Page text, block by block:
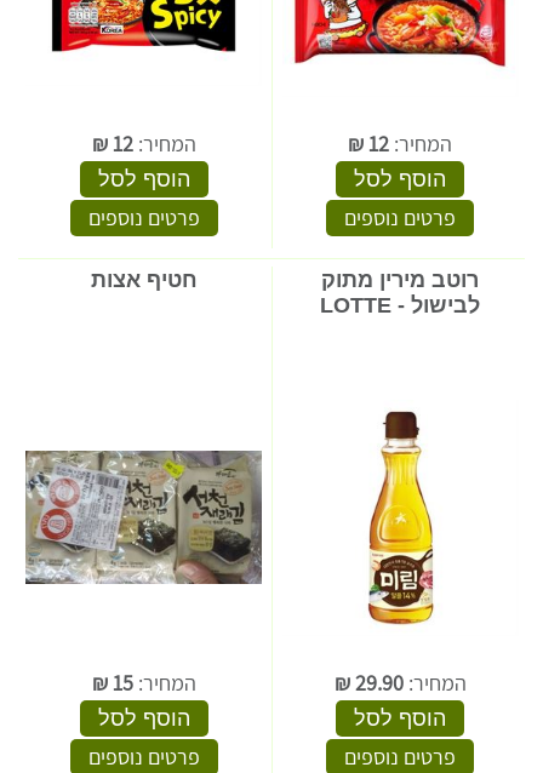
המחיר: 12
₪
הוסף לסל
פרטים נוספים
המחיר:12
₪
הוסף לסל
פרטים נוספים
רוטב מירין מתוק
לבישול - LOTTE
המחיר:29.90
₪
הוסף לסל
פרטים נוספים
חטיף אצות
המחיר:15
₪
הוסף לסל
פרטים נוספים